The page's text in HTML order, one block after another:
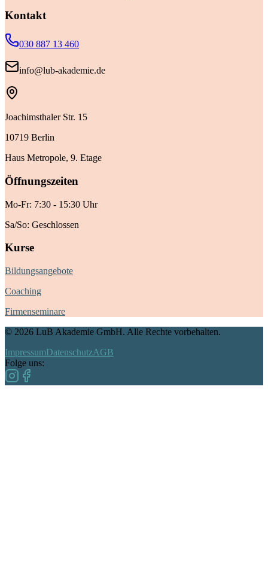
Kontakt
030 887 13 460
info@lub-akademie.de
Joachimsthaler Str. 15
10719 Berlin
Haus Metropole, 9. Etage
Öffnungszeiten
Mo-Fr: 7:30 - 15:30 Uhr
Sa/So: Geschlossen
Kurse
Bildungsangebote
Coaching
Firmenseminare
© 2026 LuB Akademie GmbH. Alle Rechte vorbehalten.
ImpressumDatenschutzAGB
Folge uns: